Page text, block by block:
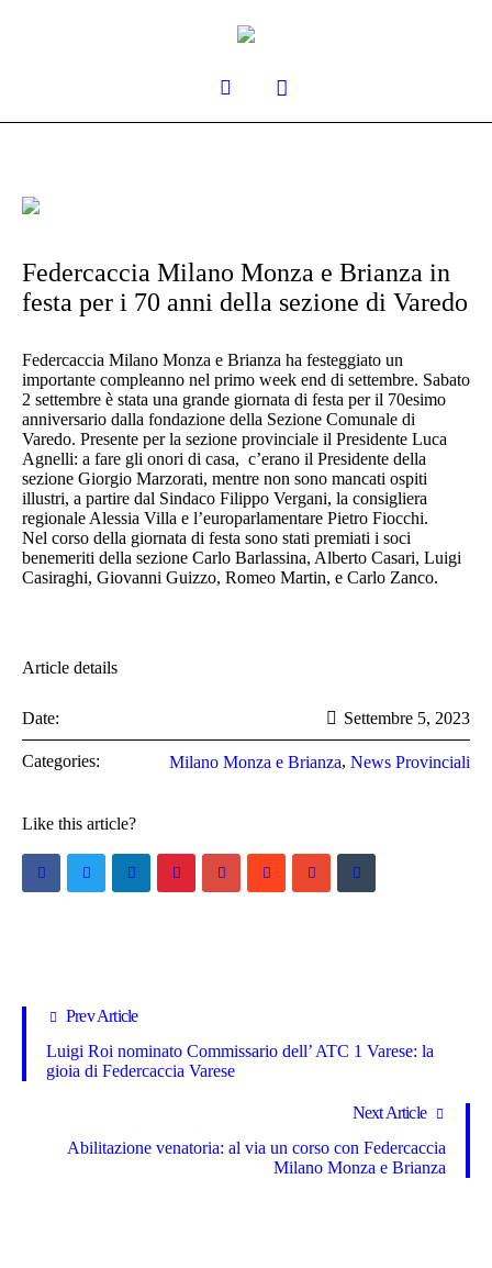
Federcaccia Milano Monza e Brianza in
festa per i 70 anni della sezione di Varedo
Federcaccia Milano Monza e Brianza ha festeggiato un
importante compleanno nel primo week end di settembre. Sabato
2 settembre è stata una grande giornata di festa per il 70esimo
anniversario dalla fondazione della Sezione Comunale di
Varedo. Presente per la sezione provinciale il Presidente Luca
Agnelli: a fare gli onori di casa, c’erano il Presidente della
sezione Giorgio Marzorati, mentre non sono mancati ospiti
illustri, a partire dal Sindaco Filippo Vergani, la consigliera
regionale Alessia Villa e l’europarlamentare Pietro Fiocchi.
Nel corso della giornata di festa sono stati premiati i soci
benemeriti della sezione Carlo Barlassina, Alberto Casari, Luigi
Casiraghi, Giovanni Guizzo, Romeo Martin, e Carlo Zanco.
Article details
Date: Settembre 5, 2023
Categories: Milano Monza e Brianza, News Provinciali
Like this article?
Prev Article
Luigi Roi nominato Commissario dell’ ATC 1 Varese: la
gioia di Federcaccia Varese
Next Article
Abilitazione venatoria: al via un corso con Federcaccia
Milano Monza e Brianza